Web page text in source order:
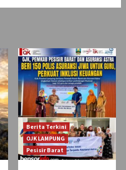
Berita Terkini
OJK LAMPUNG
Pesisir Barat